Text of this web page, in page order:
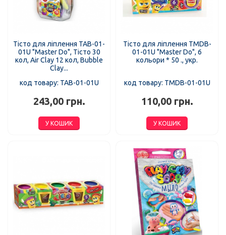
Тісто для ліплення TAB-01-
01U "Master Do", Тісто 30
кол, Air Clay 12 кол, Bubble
Clay...
код товару: TAB-01-01U
243,00 грн.
У КОШИК
Тісто для ліплення TMDB-
01-01U "Master Do", 6
кольори * 50 ., укр.
код товару: TMDB-01-01U
110,00 грн.
У КОШИК